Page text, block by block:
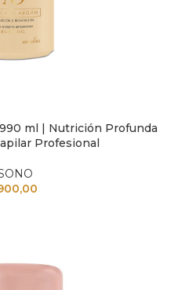
ml | Nutrición Profunda
Profesional